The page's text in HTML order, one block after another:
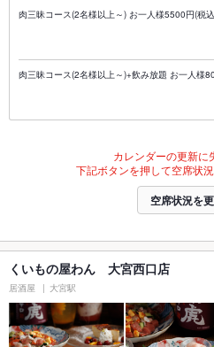
肉三昧コース(2名様以上～) お一人様5500円(税
肉三昧コース(2名様以上～)+飲み放題 お一人様
カレンダーの更新に
下記ボタンを押して空席状
空席状況を
くいもの屋わん 大宮西口店
居酒屋 大宮駅